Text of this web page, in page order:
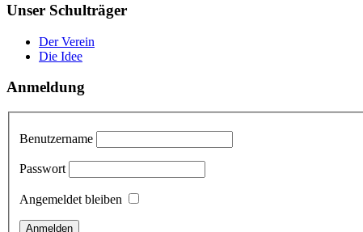
Unser Schulträger
Der Verein
Die Idee
Anmeldung
Benutzername
Passwort
Angemeldet bleiben